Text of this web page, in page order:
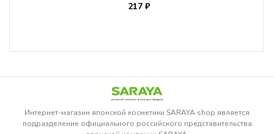
217 ₽
Интернет-магазин японской косметики SARAYA shop является
подразделение официального российского представительства